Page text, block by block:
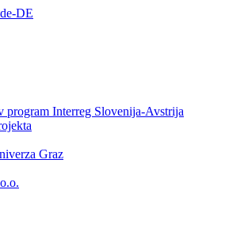
program Interreg Slovenija-Avstrija
Graz